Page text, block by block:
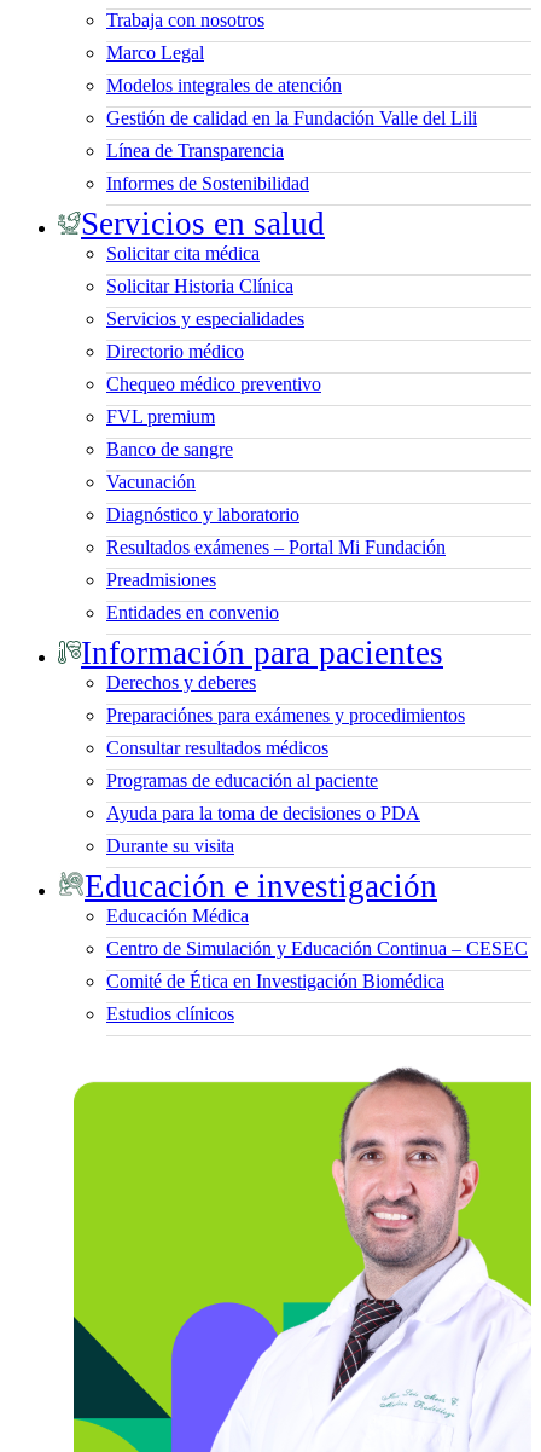
Trabaja con nosotros
Marco Legal
Modelos integrales de atención
Gestión de calidad en la Fundación Valle del Lili
Línea de Transparencia
Informes de Sostenibilidad
Servicios en salud
Solicitar cita médica
Solicitar Historia Clínica
Servicios y especialidades
Directorio médico
Chequeo médico preventivo
FVL premium
Banco de sangre
Vacunación
Diagnóstico y laboratorio
Resultados exámenes – Portal Mi Fundación
Preadmisiones
Entidades en convenio
Información para pacientes
Derechos y deberes
Preparaciónes para exámenes y procedimientos
Consultar resultados médicos
Programas de educación al paciente
Ayuda para la toma de decisiones o PDA
Durante su visita
Educación e investigación
Educación Médica
Centro de Simulación y Educación Continua – CESEC
Comité de Ética en Investigación Biomédica
Estudios clínicos